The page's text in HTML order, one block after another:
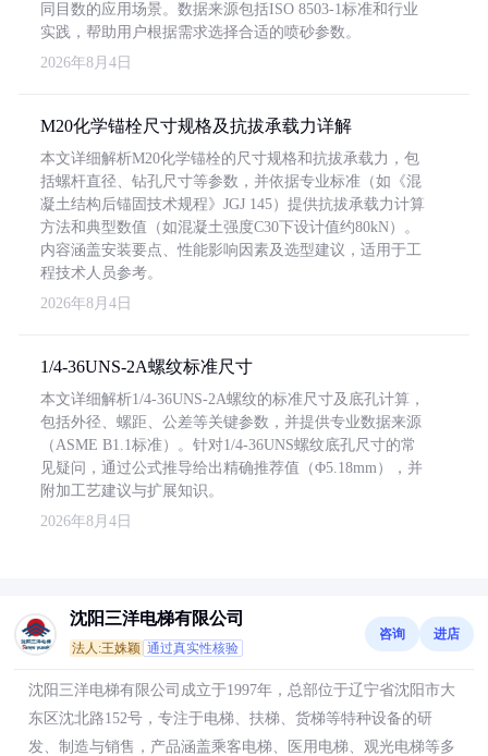
同目数的应用场景。数据来源包括ISO 8503-1标准和行业
实践，帮助用户根据需求选择合适的喷砂参数。
2026年8月4日
M20化学锚栓尺寸规格及抗拔承载力详解
本文详细解析M20化学锚栓的尺寸规格和抗拔承载力，包
括螺杆直径、钻孔尺寸等参数，并依据专业标准（如《混
凝土结构后锚固技术规程》JGJ 145）提供抗拔承载力计算
方法和典型数值（如混凝土强度C30下设计值约80kN）。
内容涵盖安装要点、性能影响因素及选型建议，适用于工
程技术人员参考。
2026年8月4日
1/4-36UNS-2A螺纹标准尺寸
本文详细解析1/4-36UNS-2A螺纹的标准尺寸及底孔计算，
包括外径、螺距、公差等关键参数，并提供专业数据来源
（ASME B1.1标准）。针对1/4-36UNS螺纹底孔尺寸的常
见疑问，通过公式推导给出精确推荐值（Φ5.18mm），并
附加工艺建议与扩展知识。
2026年8月4日
沈阳三洋电梯有限公司
法人:王姝颖 通过真实性核验
咨询 进店
沈阳三洋电梯有限公司成立于1997年，总部位于辽宁省沈阳市大
东区沈北路152号，专注于电梯、扶梯、货梯等特种设备的研
发、制造与销售，产品涵盖乘客电梯、医用电梯、观光电梯等多